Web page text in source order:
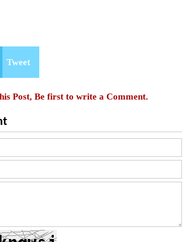
Tweet
Post, Be first to write a Comment.